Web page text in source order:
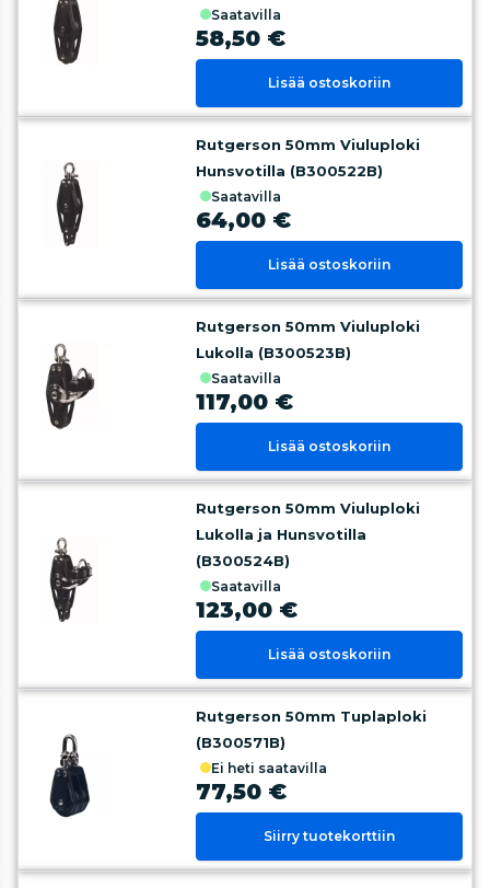
saatavilla
58,50 €
Lisää ostoskoriin
Rutgerson 50mm Viuluploki
Hunsvotilla (B300522B)
saatavilla
64,00 €
Lisää ostoskoriin
Rutgerson 50mm Viuluploki
Lukolla (B300523B)
saatavilla
117,00 €
Lisää ostoskoriin
Rutgerson 50mm Viuluploki
Lukolla ja Hunsvotilla
(B300524B)
saatavilla
123,00 €
Lisää ostoskoriin
Rutgerson 50mm Tuplaploki
(B300571B)
ei heti saatavilla
77,50 €
Siirry tuotekorttiin